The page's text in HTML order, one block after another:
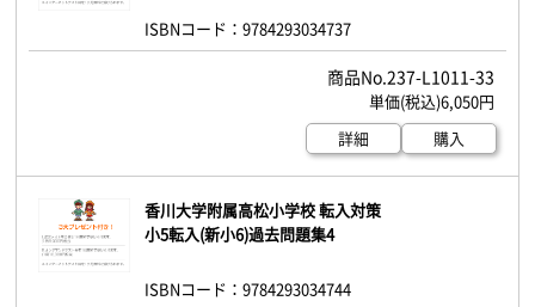
ISBNコード：9784293034737
237-L1011-33
6,050円
詳細
購入
香川大学附属高松小学校 転入対策
小5転入(新小6)過去問題集4
ISBNコード：9784293034744